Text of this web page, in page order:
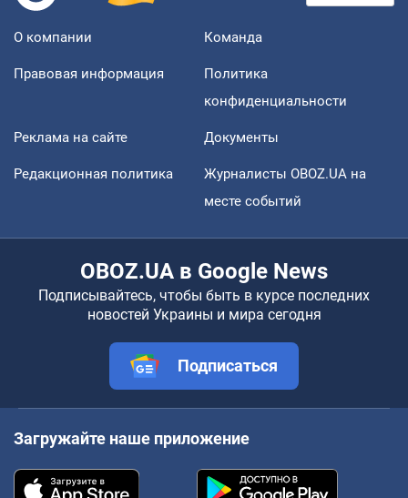
О компании Команда
Правовая информация
Политика
конфиденциальности
Реклама на сайте Документы
Редакционная политика
Журналисты OBOZ.UA на
месте событий
OBOZ.UA в Google News
Подписывайтесь, чтобы быть в курсе последних
новостей Украины и мира сегодня
Подписаться
Загружайте наше приложение